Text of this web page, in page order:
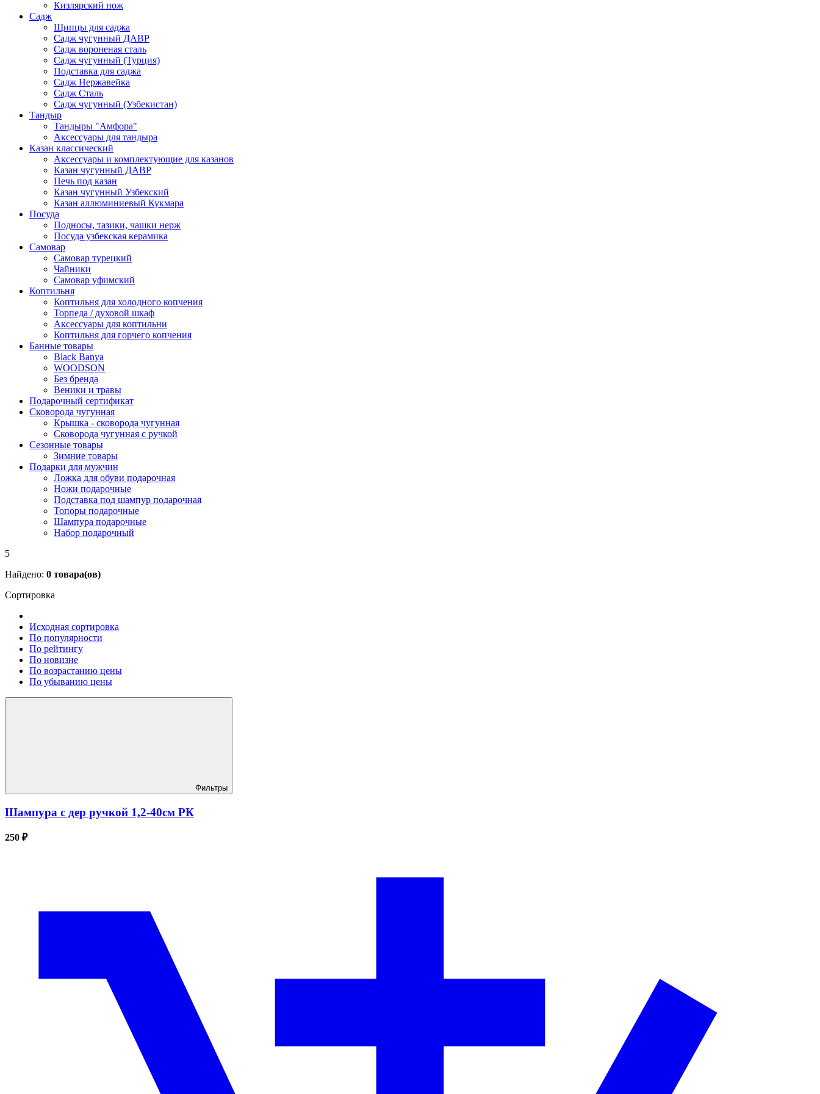
Кизлярский нож
Садж
Щипцы для саджа
Садж чугунный ДАВР
Садж вороненая сталь
Садж чугунный (Турция)
Подставка для саджа
Садж Нержавейка
Садж Сталь
Садж чугунный (Узбекистан)
Тандыр
Тандыры "Амфора"
Аксессуары для тандыра
Казан классический
Аксессуары и комплектующие для казанов
Казан чугунный ДАВР
Печь под казан
Казан чугунный Узбекский
Казан аллюминиевый Кукмара
Посуда
Подносы, тазики, чашки нерж
Посуда узбекская керамика
Самовар
Самовар турецкий
Чайники
Самовар уфимский
Коптильня
Коптильня для холодного копчения
Торпеда / духовой шкаф
Аксессуары для коптильни
Коптильня для горчего копчения
Банные товары
Black Banya
WOODSON
Без бренда
Веники и травы
Подарочный сертификат
Сковорода чугунная
Крышка - сковорода чугунная
Сковорода чугунная с ручкой
Сезонные товары
Зимние товары
Подарки для мужчин
Ложка для обуви подарочная
Ножи подарочные
Подставка под шампур подарочная
Топоры подарочные
Шампура подарочные
Набор подарочный
5
Найдено: 0 товара(ов)
Сортировка
Исходная сортировка
По популярности
По рейтингу
По новизне
По возрастанию цены
По убыванию цены
Фильтры
Шампура с дер ручкой 1,2-40см РК
250 ₽